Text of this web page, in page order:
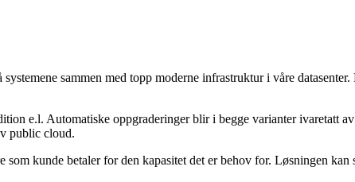
sammen med topp moderne infrastruktur i våre datasenter.
e.l. Automatiske oppgraderinger blir i begge varianter ivaretatt
public cloud.
kunde betaler for den kapasitet det er behov for. Løsningen kan